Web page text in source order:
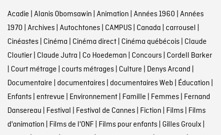
Acadie Alanis Obomsawin Animation Années 1960 Années
1970 Archives| Autochtones| CAMPUS| Canada carrousel
Cinéastes| Cinéma Cinéma direct| Cinéma québécois| Claude
Cloutier| Claude Jutra Co Hoedeman Concours| Cordell Barker
Court métrage courts métrages| Culture Denys Arcand
Documentaire documentaires| documentaires Web Éducation
Enfants| entrevue Environnement| Famille Femmes| Fernand
Dansereau Festival Festival de Cannes| Fiction Films| Films
d'animation Films de l'ONF| Films pour enfants| Gilles Groulx|